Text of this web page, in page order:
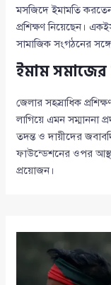
মসজিদে ইমামতি
প্রশিক্ষণ নিয়েছেন।
সামাজিক সংগঠনের সঙ্গে
ইমাম সমাজের
জেলার সহস্রাধিক
লাগিয়ে এমন সম্মাননা
তদন্ত ও দায়ীদের
ফাউন্ডেশনের ওপর
প্রয়োজন।